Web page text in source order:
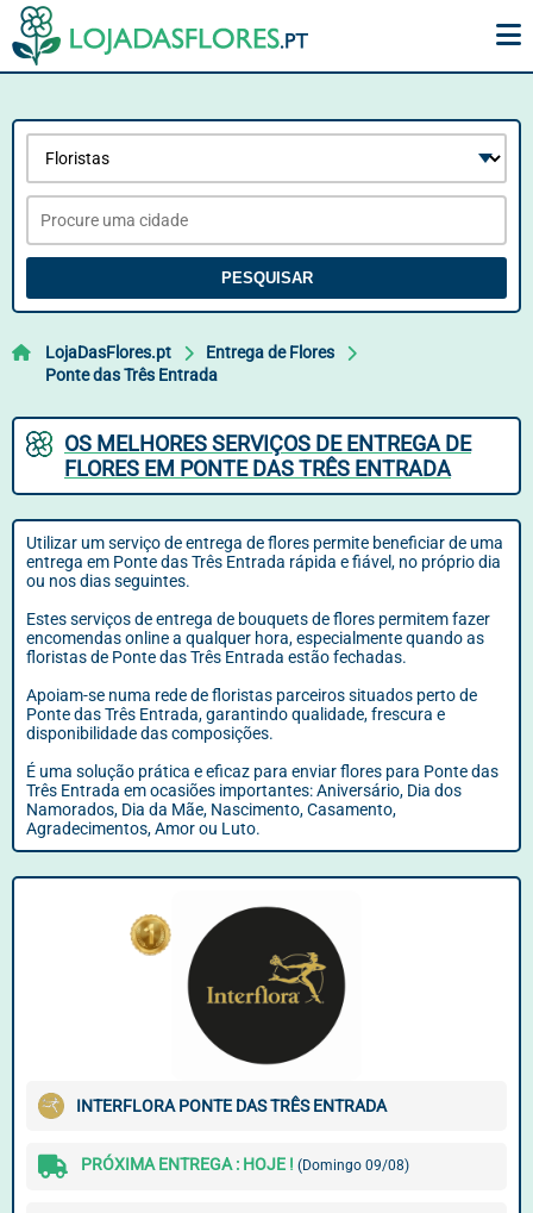
PESQUISAR
LojaDasFlores.pt
Entrega de Flores
Ponte das Três Entrada
OS MELHORES SERVIÇOS DE ENTREGA DE
FLORES EM PONTE DAS TRÊS ENTRADA
Utilizar um serviço de entrega de flores permite beneficiar de uma
entrega em Ponte das Três Entrada rápida e fiável, no próprio dia
ou nos dias seguintes.
Estes serviços de entrega de bouquets de flores permitem fazer
encomendas online a qualquer hora, especialmente quando as
floristas de Ponte das Três Entrada estão fechadas.
Apoiam-se numa rede de floristas parceiros situados perto de
Ponte das Três Entrada, garantindo qualidade, frescura e
disponibilidade das composições.
É uma solução prática e eficaz para enviar flores para Ponte das
Três Entrada em ocasiões importantes: Aniversário, Dia dos
Namorados, Dia da Mãe, Nascimento, Casamento,
Agradecimentos, Amor ou Luto.
INTERFLORA PONTE DAS TRÊS ENTRADA
PRÓXIMA ENTREGA : HOJE ! (Domingo 09/08)